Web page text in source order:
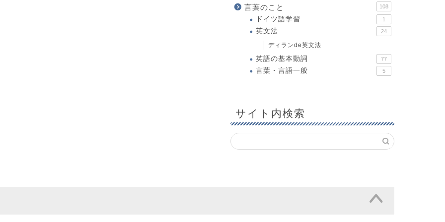
言葉のこと 108
ドイツ語学習 1
英文法 24
ディランde英文法
英語の基本動詞 77
言葉・言語一般 5
サイト内検索